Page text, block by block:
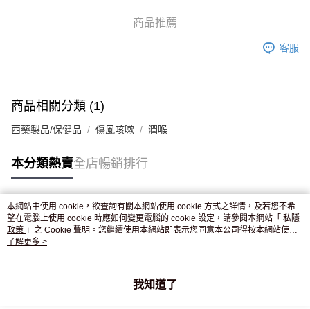
付款後門市自取，訂單確認後2-4個工作天到店，7天內取。逾期後
商品推薦
客服
商品相關分類 (1)
西藥製品/保健品 傷風咳嗽 潤喉
本分類熱賣全店暢銷排行
熱門標籤
熱銷排行
本網站中使用 cookie，欲查詢有關本網站使用 cookie 方式之詳情，及若您不希
望在電腦上使用 cookie 時應如何變更電腦的 cookie 設定，請參閱本網站「 私隱
政策 」之 Cookie 聲明。您繼續使用本網站即表示您同意本公司得按本網站使用
條款之 Cookie 聲明使用 cookie。
了解更多 >
我知道了